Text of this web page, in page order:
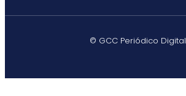
© GCC Periódico Digital